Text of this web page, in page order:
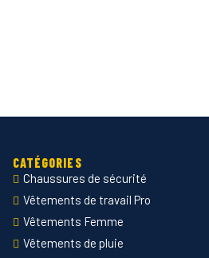
CATÉGORIES
Chaussures de sécurité
Vêtements de travail Pro
Vêtements Femme
Vêtements de pluie